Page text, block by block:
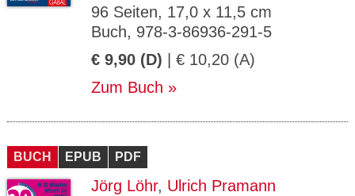
96 Seiten, 17,0 x 11,5 cm
Buch, 978-3-86936-291-5
€ 9,90 (D) | € 10,20 (A)
Zum Buch
BUCH EPUB PDF
Jörg Löhr, Ulrich Pramann